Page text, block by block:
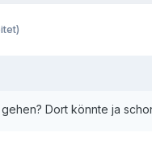
Dort könnte ja